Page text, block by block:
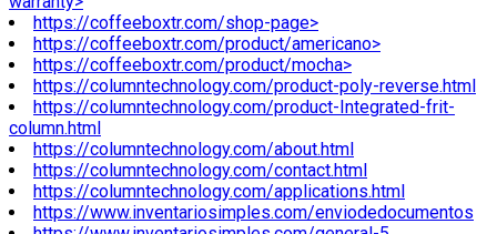
https://coffeeboxtr.com/shop-page>
https://coffeeboxtr.com/product/americano>
https://coffeeboxtr.com/product/mocha>
https://columntechnology.com/product-poly-reverse.html
https://columntechnology.com/product-Integrated-frit-
column.html
https://columntechnology.com/about.html
https://columntechnology.com/contact.html
https://columntechnology.com/applications.html
https://www.inventariosimples.com/enviodedocumentos